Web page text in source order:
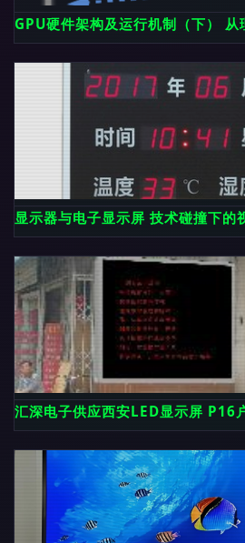
GPU硬件架构及运行机制（下）
显示器与电子显示屏 技术碰撞下的
汇深电子供应西安LED显示屏 P16